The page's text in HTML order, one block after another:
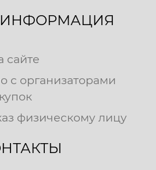
сайте
с организаторами
физическому лицу